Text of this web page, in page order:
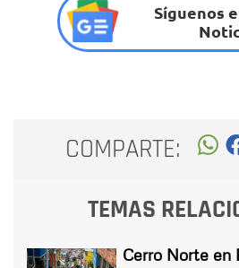
Síguenos
COMPARTE:
TEMAS
Cerro Norte en